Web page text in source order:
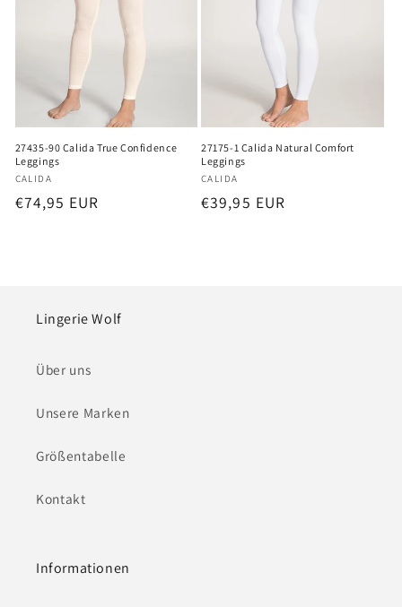
27435-90 Calida True Confidence
Leggings
Anbieter:
CALIDA
Normaler
€74,95 EUR
27175-1 Calida Natural Comfort
Leggings
Anbieter:
CALIDA
Normaler
€39,95 EUR
Lingerie Wolf
Über uns
Unsere Marken
Größentabelle
Kontakt
Informationen